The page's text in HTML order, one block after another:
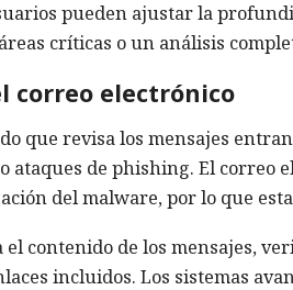
pueden ajustar la
críticas o un análisis
correo electrónico
que revisa los mensajes
ataques de phishing. El correo
del malware, por lo que
contenido de los mensajes,
incluidos. Los sistemas